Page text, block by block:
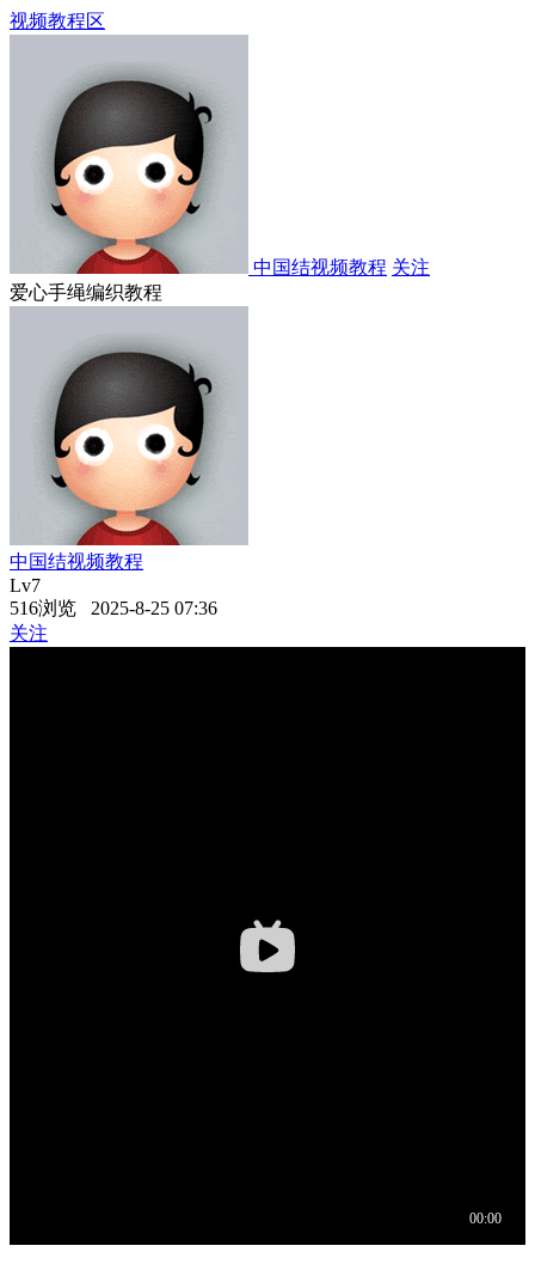
视频教程区
中国结视频教程 关注
爱心手绳编织教程
中国结视频教程
Lv7
516浏览 2025-8-25 07:36
关注